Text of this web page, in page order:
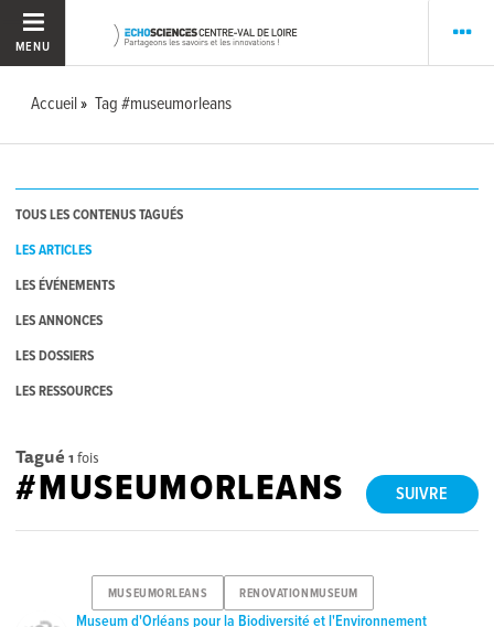
MENU
Accueil Tag #museumorleans
TOUS LES CONTENUS TAGUÉS
LES ARTICLES
LES ÉVÉNEMENTS
LES ANNONCES
LES DOSSIERS
LES RESSOURCES
Tagué 1 fois
SUIVRE
#MUSEUMORLEANS
MUSEUMORLEANS RENOVATIONMUSEUM
Museum d'Orléans pour la Biodiversité et l'Environnement